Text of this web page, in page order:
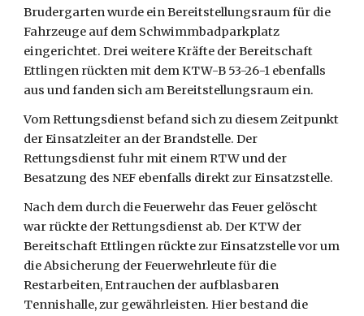
Brudergarten wurde ein Bereitstellungsraum für die
Fahrzeuge auf dem Schwimmbadparkplatz
eingerichtet. Drei weitere Kräfte der Bereitschaft
Ettlingen rückten mit dem KTW-B 53-26-1 ebenfalls
aus und fanden sich am Bereitstellungsraum ein.
Vom Rettungsdienst befand sich zu diesem Zeitpunkt
der Einsatzleiter an der Brandstelle. Der
Rettungsdienst fuhr mit einem RTW und der
Besatzung des NEF ebenfalls direkt zur Einsatzstelle.
Nach dem durch die Feuerwehr das Feuer gelöscht
war rückte der Rettungsdienst ab. Der KTW der
Bereitschaft Ettlingen rückte zur Einsatzstelle vor um
die Absicherung der Feuerwehrleute für die
Restarbeiten, Entrauchen der aufblasbaren
Tennishalle, zur gewährleisten. Hier bestand die